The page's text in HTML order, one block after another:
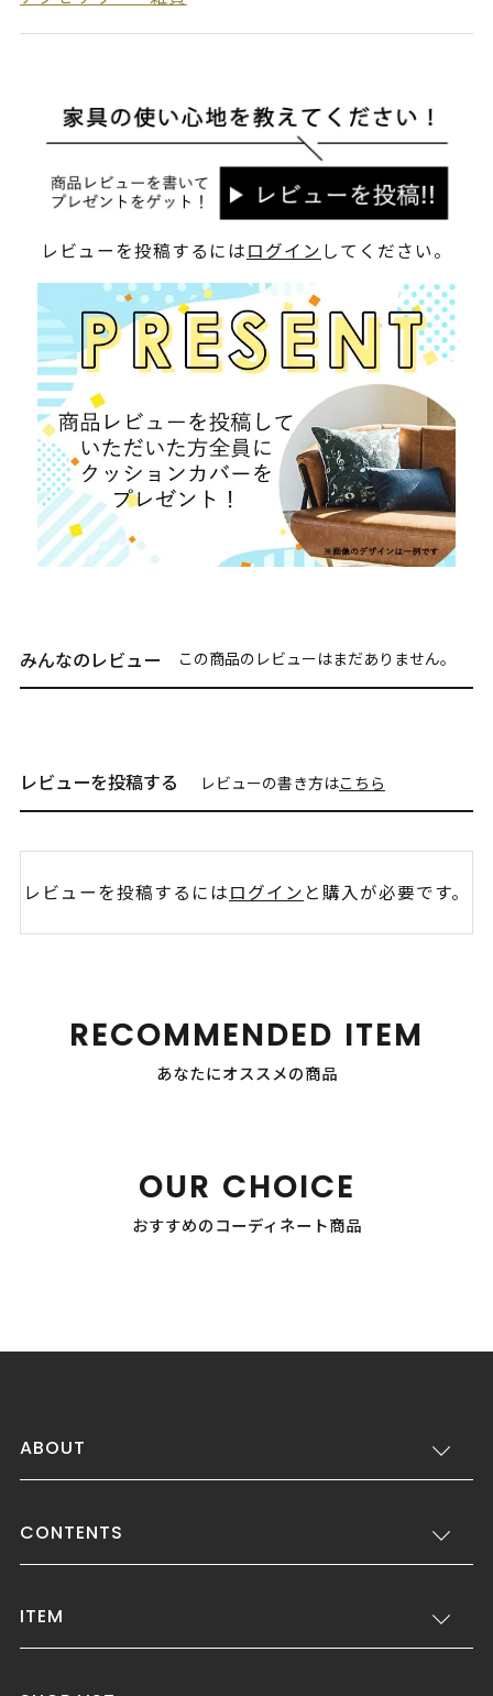
レビューを投稿するにはログイン してください。
みんなのレビュー この商品のレビューはまだありません。
レビューを投稿する レビューの書き方はこちら
レビューを投稿するにはログイン と購入が必要です。
RECOMMENDED ITEM
あなたにオススメの商品
OUR CHOICE
おすすめのコーディネート商品
ABOUT
CONTENTS
ITEM